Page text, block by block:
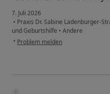
7. Juli 2026
• Praxis Dr. Sabine Ladenburger-
und Geburtshilfe • Andere
• Problem melden